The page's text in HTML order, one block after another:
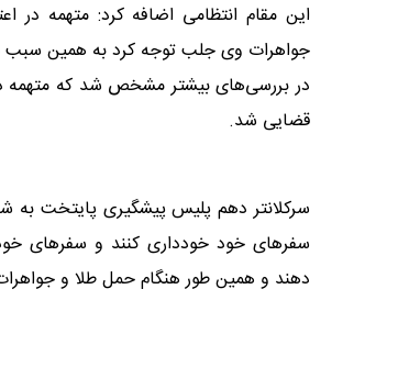
این مقام انتظامی اضافه کرد: متهمه
جواهرات وی جلب توجه کرد به همین سبب
در بررسی‌های بیشتر مشخص شد که متهمه
قضایی شد.
سرکلانتر دهم پلیس پیشگیری پایتخت
سفر‌های خود خودداری کنند و سفر‌های
دهند و همین طور هنگام حمل طلا و